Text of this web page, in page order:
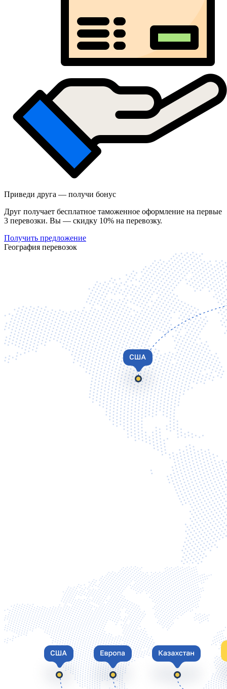
Приведи друга — получи бонус
Друг получает бесплатное таможенное оформление на первые
3 перевозки. Вы — скидку 10% на перевозку.
Получить предложение
География перевозок